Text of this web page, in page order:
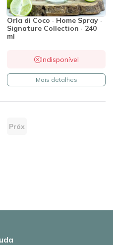
Orla di Coco · Home Spray ·
Signature Collection · 240
ml
Indisponível
Mais detalhes
Próx